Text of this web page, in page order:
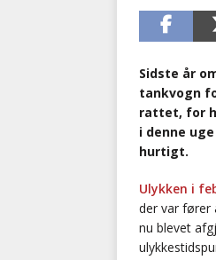
Sidste år
tankvogn
rattet, for
i denne
hurtigt.
Ulykken i
der var fører
nu blevet